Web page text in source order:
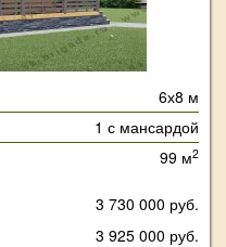
6х8 м
1 с мансардой
99 м2
3 730 000 руб.
3 925 000 руб.